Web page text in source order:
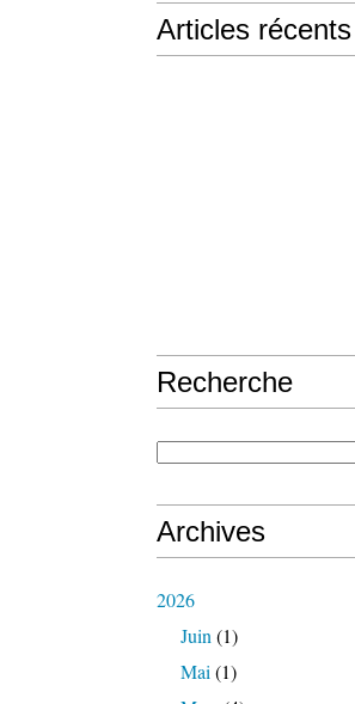
Articles récents
Recherche
Archives
2026
Juin (1)
Mai (1)